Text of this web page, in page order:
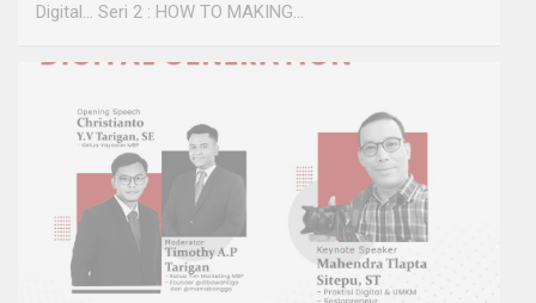
Digital… Seri 2 : HOW TO MAKING…